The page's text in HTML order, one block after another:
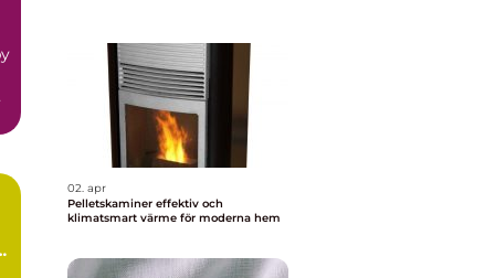
02. apr
Pelletskaminer effektiv och
klimatsmart värme för moderna hem